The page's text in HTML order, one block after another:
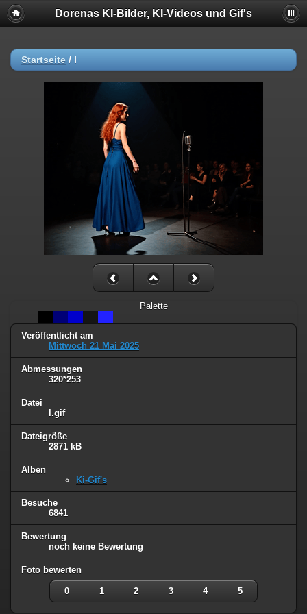
Dorenas KI-Bilder, KI-Videos und Gif's
Startseite / l
Palette
Veröffentlicht am
Mittwoch 21 Mai 2025
Abmessungen
320*253
Datei
l.gif
Dateigröße
2871 kB
Alben
Ki-Gif's
Besuche
6841
Bewertung
noch keine Bewertung
Foto bewerten
0 1 2 3 4 5